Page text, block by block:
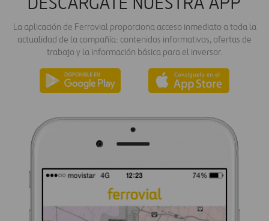
DESCÁRGATE NUESTRA APP
La aplicación de Ferrovial proporciona acceso inmediato a toda la
actualidad de la compañía: contenidos informativos, ofertas de
trabajo y la información básica para el inversor.